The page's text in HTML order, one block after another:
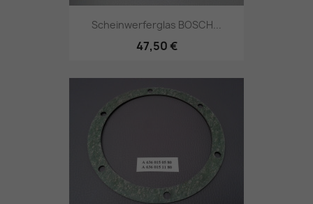
Scheinwerferglas BOSCH...
47,50 €